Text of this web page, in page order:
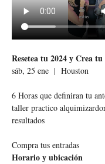
Resetea tu 2024 y Crea tu
sáb, 25 ene  |  Houston
6 Horas que definiran tu
taller practico
resultados
Compra tus entradas
Horario y ubicación